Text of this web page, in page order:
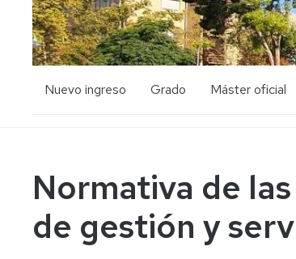
Nuevo ingreso
25
años
Mayores
45
Grado
Información
Matrícula
Máster oficial
Información
Matrícula
Normativa de
de gestión y